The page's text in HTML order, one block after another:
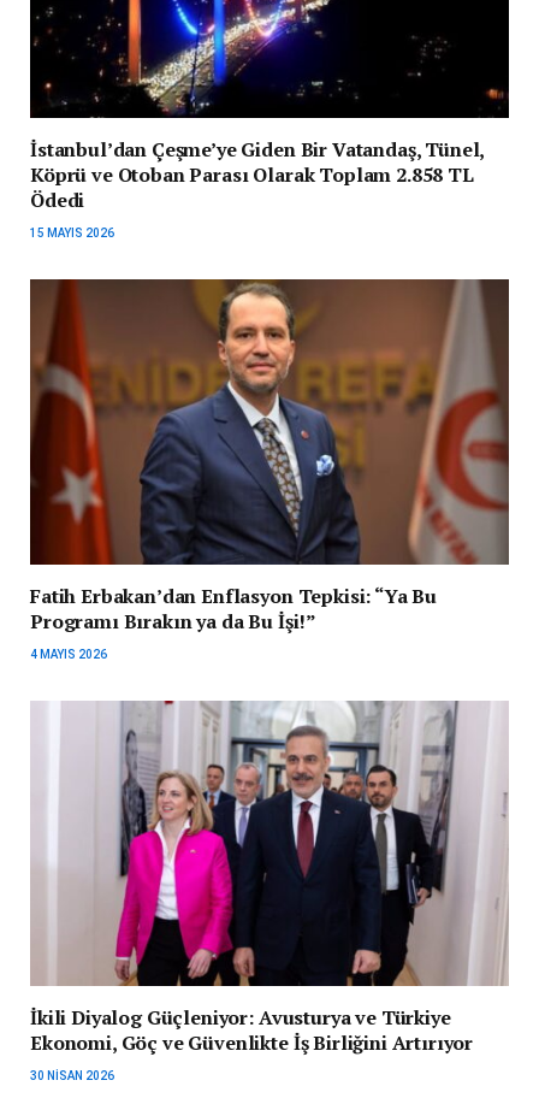
İstanbul’dan Çeşme’ye Giden Bir Vatandaş, Tünel,
Köprü ve Otoban Parası Olarak Toplam 2.858 TL
Ödedi
15 MAYIS 2026
Fatih Erbakan’dan Enflasyon Tepkisi: “Ya Bu
Programı Bırakın ya da Bu İşi!”
4 MAYIS 2026
İkili Diyalog Güçleniyor: Avusturya ve Türkiye
Ekonomi, Göç ve Güvenlikte İş Birliğini Artırıyor
30 NISAN 2026